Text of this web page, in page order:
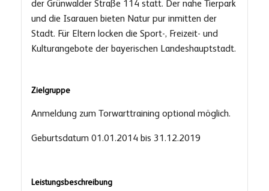
der Grünwalder Straße 114 statt. Der nahe Tierpark
und die Isarauen bieten Natur pur inmitten der
Stadt. Für Eltern locken die Sport-, Freizeit- und
Kulturangebote der bayerischen Landeshauptstadt.
Zielgruppe
Anmeldung zum Torwarttraining optional möglich.
Geburtsdatum 01.01.2014 bis 31.12.2019
Leistungsbeschreibung